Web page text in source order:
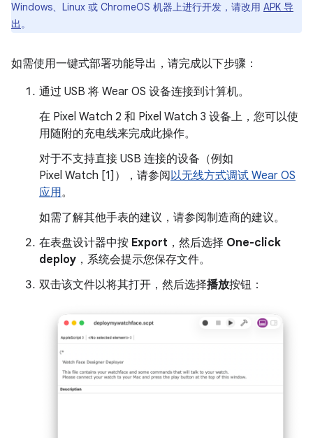
Windows、Linux 或 ChromeOS 机器上进行开发，请改用 APK 导
出。
如需使用一键式部署功能导出，请完成以下步骤：
通过 USB 将 Wear OS 设备连接到计算机。
在 Pixel Watch 2 和 Pixel Watch 3 设备上，您可以使
用随附的充电线来完成此操作。
对于不支持直接 USB 连接的设备（例如
Pixel Watch [1]），请参阅以无线方式调试 Wear OS
应用。
如需了解其他手表的建议，请参阅制造商的建议。
在表盘设计器中按 Export ，然后选择 One-click
deploy ，系统会提示您保存文件。
双击该文件以将其打开，然后选择播放按钮：